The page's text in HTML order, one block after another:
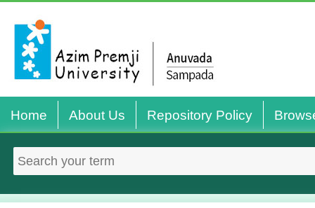
Home About Us Repository Policy